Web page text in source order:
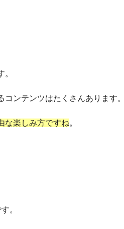
。
ンテンツはたくさんあります。
な楽しみ方ですね。
。